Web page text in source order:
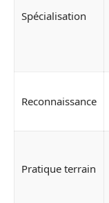
Spécialisation
Reconnaissance
Pratique terrain